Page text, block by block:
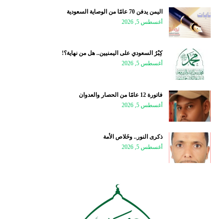
اليمن يدفن 70 عامًا من الوصاية السعودية
أغسطس 5, 2026
كِبْرُ السعودي على اليمنيين.. هل من نهاية؟!
أغسطس 5, 2026
فاتورة 12 عامًا من الحصار والعدوان
أغسطس 5, 2026
ذكرى النور.. وخَلاص الأمة
أغسطس 5, 2026